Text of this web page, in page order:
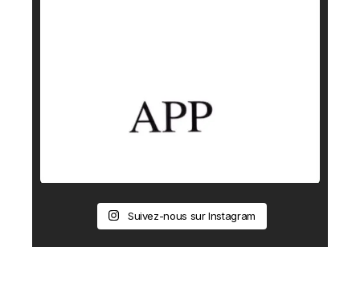
Suivez-nous sur Instagram